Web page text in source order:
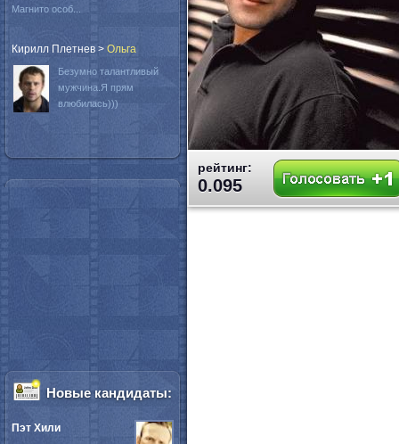
рейтинг:
0.095
Магнито особ...
Кирилл Плетнев > Oльга
Безумно талантливый
мужчина.Я прям
влюбилась)))
Новые кандидаты:
Пэт Хили